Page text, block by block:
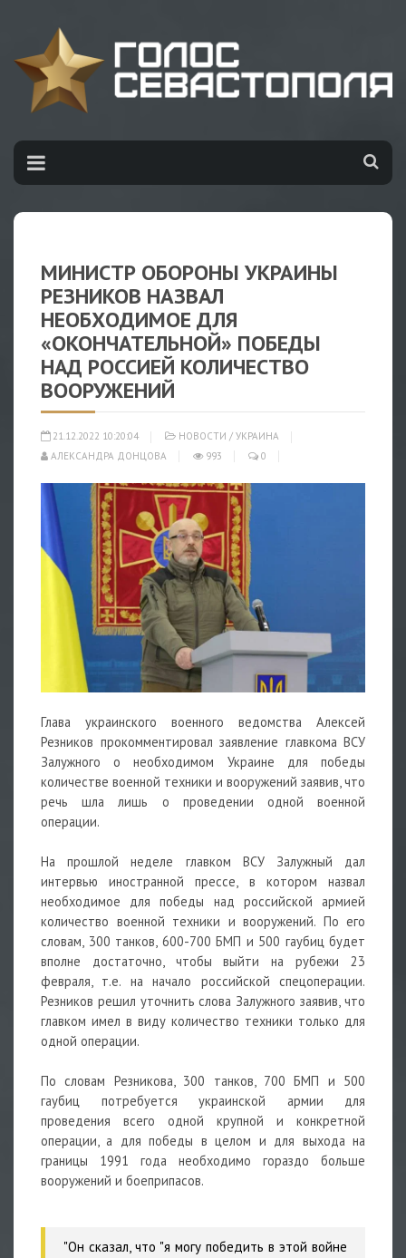
МИНИСТР ОБОРОНЫ УКРАИНЫ
РЕЗНИКОВ НАЗВАЛ
НЕОБХОДИМОЕ ДЛЯ
«ОКОНЧАТЕЛЬНОЙ» ПОБЕДЫ
НАД РОССИЕЙ КОЛИЧЕСТВО
ВООРУЖЕНИЙ
21.12.2022 10:20:04 НОВОСТИ / УКРАИНА
АЛЕКСАНДРА ДОНЦОВА
993 0
Глава украинского военного ведомства Алексей
Резников прокомментировал заявление главкома ВСУ
Залужного о необходимом Украине для победы
количестве военной техники и вооружений заявив, что
речь шла лишь о проведении одной военной
операции.
На прошлой неделе главком ВСУ Залужный дал
интервью иностранной прессе, в котором назвал
необходимое для победы над российской армией
количество военной техники и вооружений. По его
словам, 300 танков, 600-700 БМП и 500 гаубиц будет
вполне достаточно, чтобы выйти на рубежи 23
февраля, т.е. на начало российской спецоперации.
Резников решил уточнить слова Залужного заявив, что
главком имел в виду количество техники только для
одной операции.
По словам Резникова, 300 танков, 700 БМП и 500
гаубиц потребуется украинской армии для
проведения всего одной крупной и конкретной
операции, а для победы в целом и для выхода на
границы 1991 года необходимо гораздо больше
вооружений и боеприпасов.
"Он сказал, что "я могу победить в этой войне